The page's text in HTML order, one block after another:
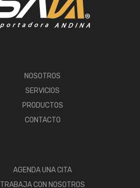
NOSOTROS
SERVICIOS
PRODUCTOS
CONTACTO
AGENDA UNA CITA
TRABAJA CON NOSOTROS